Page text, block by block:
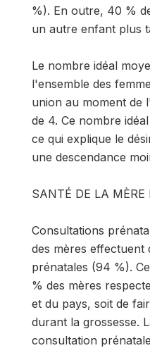
%). En outre, 40 %
un autre enfant plus
Le nombre idéal
l'ensemble des
union au moment de
de 4. Ce nombre
ce qui explique le
une descendance
SANTÉ DE LA
Consultations
des mères effectuent
prénatales (94 %).
% des mères
et du pays, soit de
durant la grossesse.
consultation